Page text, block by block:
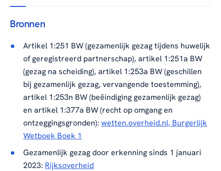
Bronnen
Artikel 1:251 BW (gezamenlijk gezag tijdens huwelijk
of geregistreerd partnerschap), artikel 1:251a BW
(gezag na scheiding), artikel 1:253a BW (geschillen
bij gezamenlijk gezag, vervangende toestemming),
artikel 1:253n BW (beëindiging gezamenlijk gezag)
en artikel 1:377a BW (recht op omgang en
ontzeggingsgronden):wetten.overheid.nl, Burgerlijk
Wetboek Boek 1
Gezamenlijk gezag door erkenning sinds 1 januari
2023: Rijksoverheid